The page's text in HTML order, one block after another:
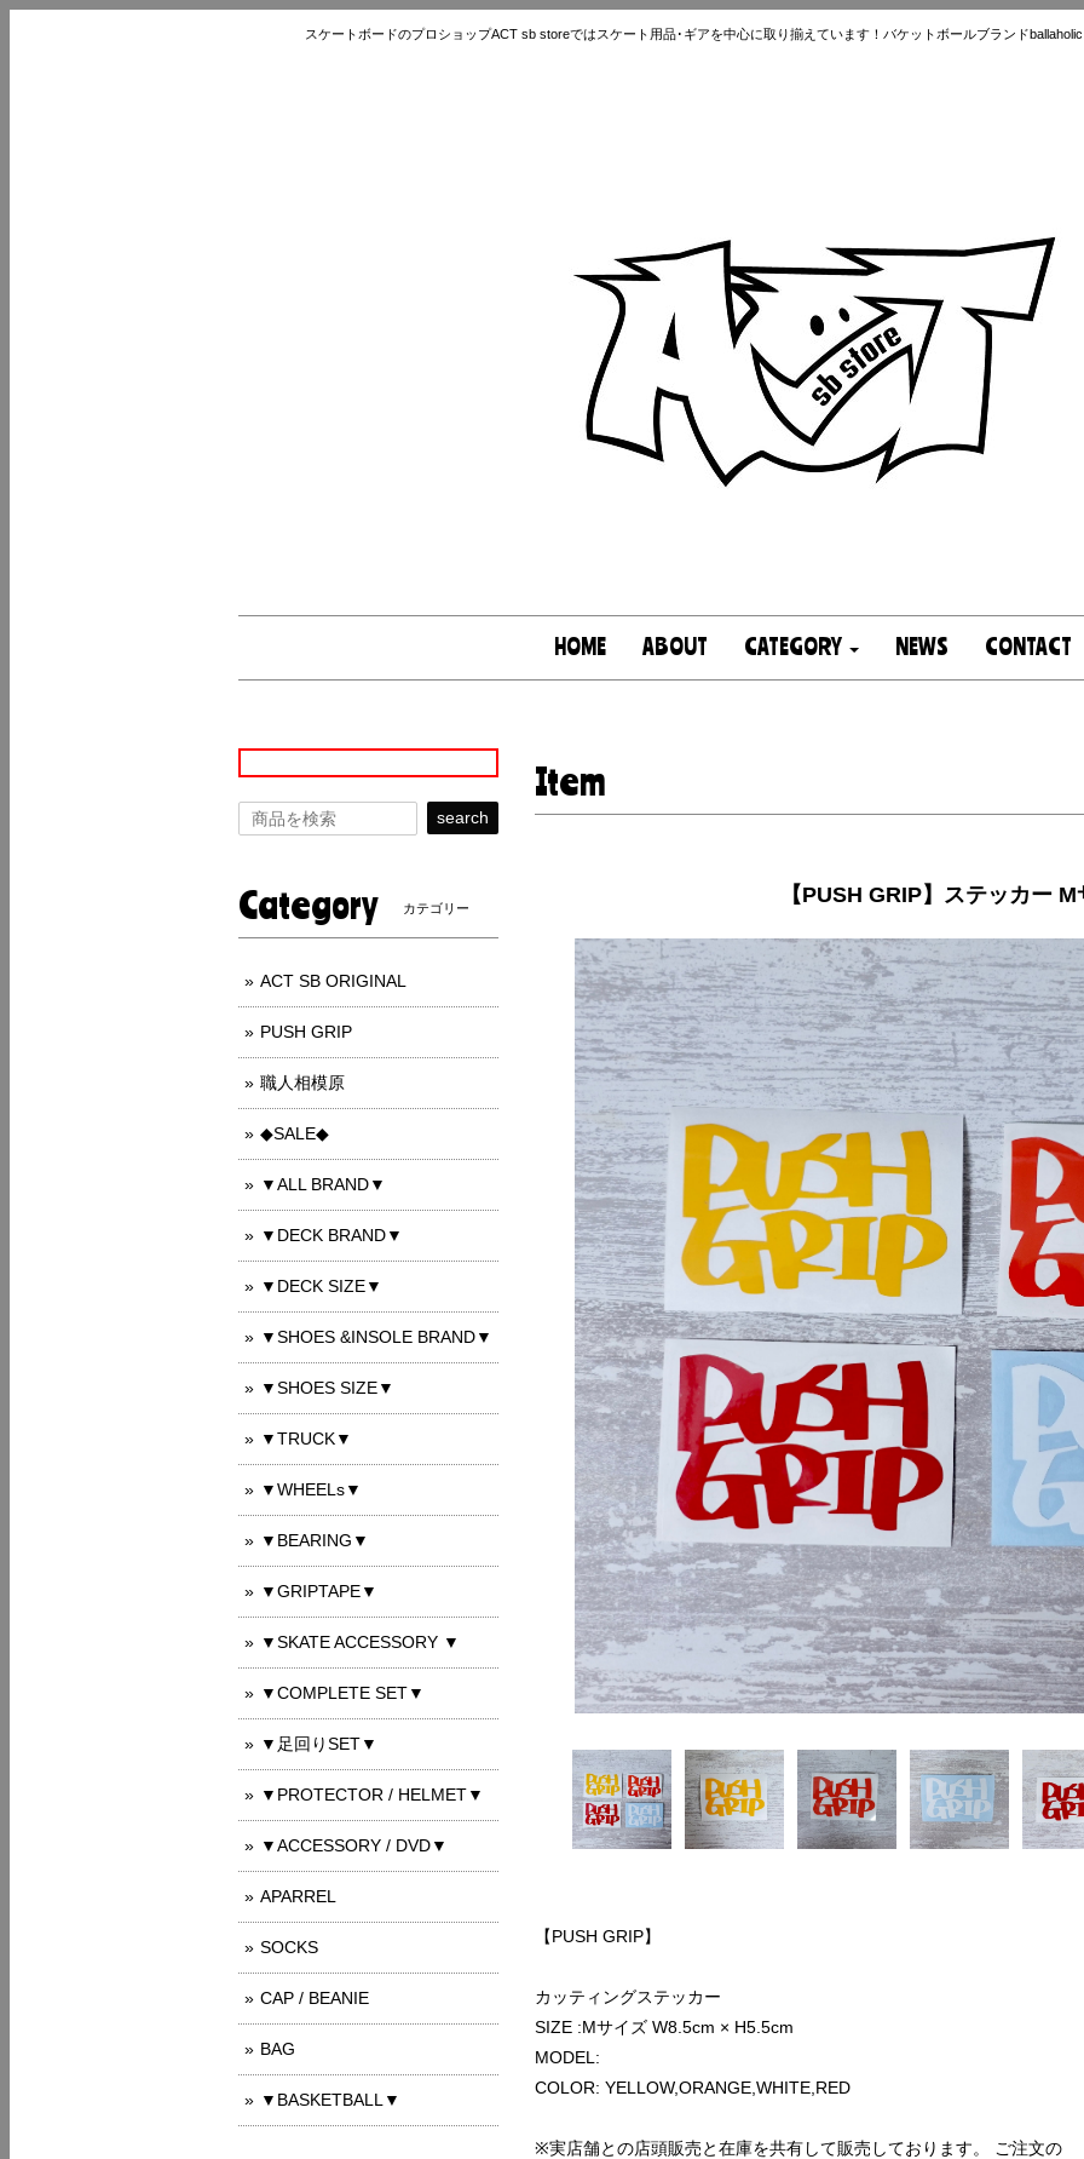
スケートボードのプロショップACT sb storeではスケート用品･ギアを中心に取り揃えています！バケットボールブランド
HOME ABOUT CATEGORY NEWS CONTACT
Item
【PUSH GRIP】ステッカー
【PUSH GRIP】
カッティングステッカー
SIZE :Mサイズ W8.5cm × H5.5cm
MODEL:
COLOR: YELLOW,ORANGE,WHITE,RED
※実店舗との店頭販売と在庫を共有して販売しております。 ご注文の
search
Category カテゴリー
ACT SB ORIGINAL
PUSH GRIP
職人相模原
◆SALE◆
▼ALL BRAND▼
▼DECK BRAND▼
▼DECK SIZE▼
▼SHOES &INSOLE BRAND▼
▼SHOES SIZE▼
▼TRUCK▼
▼WHEELs▼
▼BEARING▼
▼GRIPTAPE▼
▼SKATE ACCESSORY ▼
▼COMPLETE SET▼
▼足回りSET▼
▼PROTECTOR / HELMET▼
▼ACCESSORY / DVD▼
APARREL
SOCKS
CAP / BEANIE
BAG
▼BASKETBALL▼